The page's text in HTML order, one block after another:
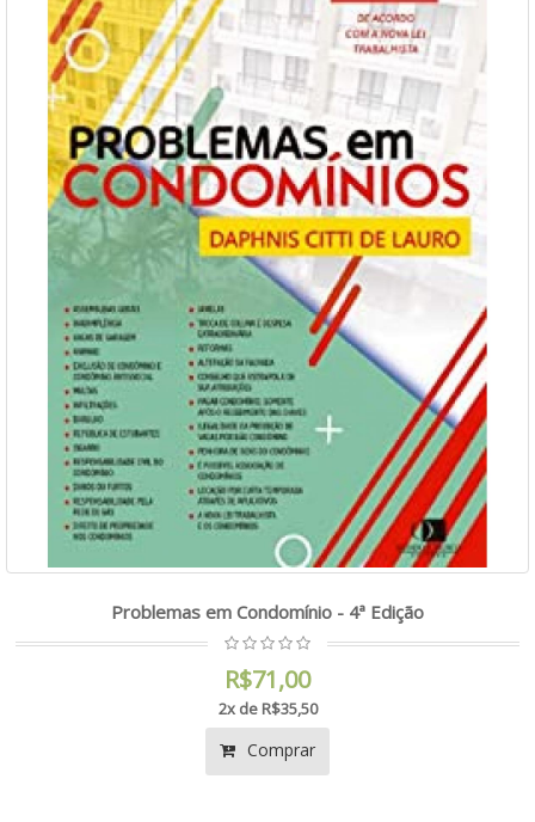
Problemas em Condomínio - 4ª Edição
R$71,00
2x de R$35,50
Comprar